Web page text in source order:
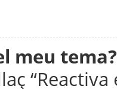
meu tema?